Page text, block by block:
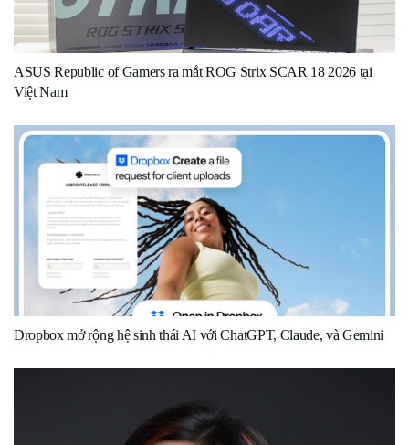
ASUS Republic of Gamers ra mắt ROG Strix SCAR 18 2026 tại
Việt Nam
Dropbox mở rộng hệ sinh thái AI với ChatGPT, Claude, và Gemini